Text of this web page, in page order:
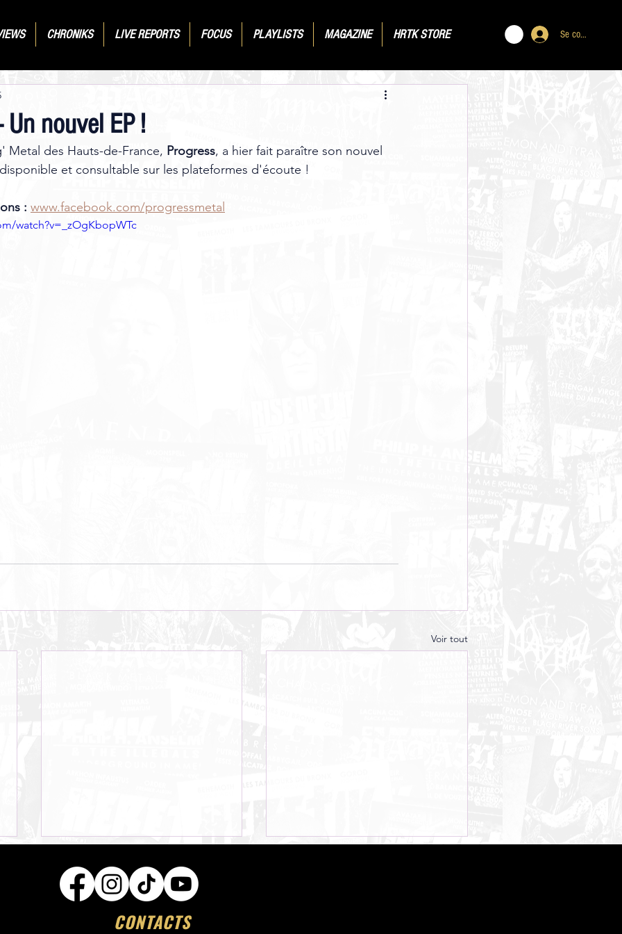
Se connecter
CHRONIKS LIVE REPORTS FOCUS PLAYLISTS MAGAZINE HRTK STORE
Un nouvel EP !
Metal des Hauts-de-France, Progress, a hier fait paraître son nouvel
et consultable sur les plateformes d'écoute !
: www.facebook.com/progressmetal
watch?v=_zOgKbopWTc
Voir tout
CONTACTS